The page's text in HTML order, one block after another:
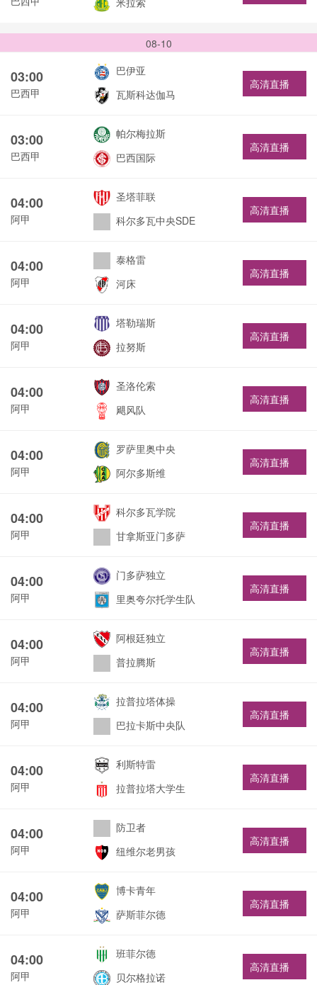
08-10
03:00
巴西甲
巴伊亚
瓦斯科达伽马
高清直播
03:00
巴西甲
帕尔梅拉斯
巴西国际
高清直播
04:00
阿甲
圣塔菲联
科尔多瓦中央SDE
高清直播
04:00
阿甲
泰格雷
河床
高清直播
04:00
阿甲
塔勒瑞斯
拉努斯
高清直播
04:00
阿甲
圣洛伦索
飓风队
高清直播
04:00
阿甲
罗萨里奥中央
阿尔多斯维
高清直播
04:00
阿甲
科尔多瓦学院
甘拿斯亚门多萨
高清直播
04:00
阿甲
门多萨独立
里奥夸尔托学生队
高清直播
04:00
阿甲
阿根廷独立
普拉腾斯
高清直播
04:00
阿甲
拉普拉塔体操
巴拉卡斯中央队
高清直播
04:00
阿甲
利斯特雷
拉普拉塔大学生
高清直播
04:00
阿甲
防卫者
纽维尔老男孩
高清直播
04:00
阿甲
博卡青年
萨斯菲尔德
高清直播
04:00
阿甲
班菲尔德
贝尔格拉诺
高清直播